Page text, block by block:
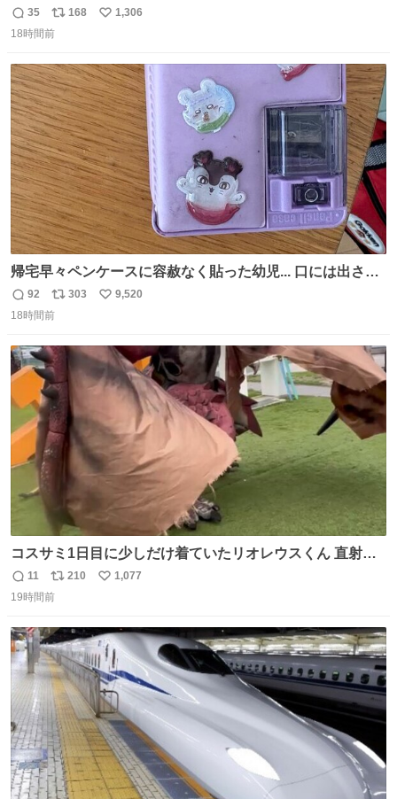
返
信
35
リ
ポ
ト
数
168
い
数
1,306
18時間前
帰宅早々ペンケースに容赦なく貼った幼児... 口には出さぬ
が勿体無い精神で心がざわつく.....ッ
返
信
92
リ
ポ
ト
数
303
い
数
9,520
18時間前
コスサミ1日目に少しだけ着ていたリオレウスくん 直射日
光下で暑すぎて疲労状態 火耐性15ではだめですね 適応珠
Lv1と耐火珠Lv3装備しないと真夏の名古屋は過ごせぬよう
返
信
11
リ
ポ
ト
数
210
い
数
1,077
19時間前